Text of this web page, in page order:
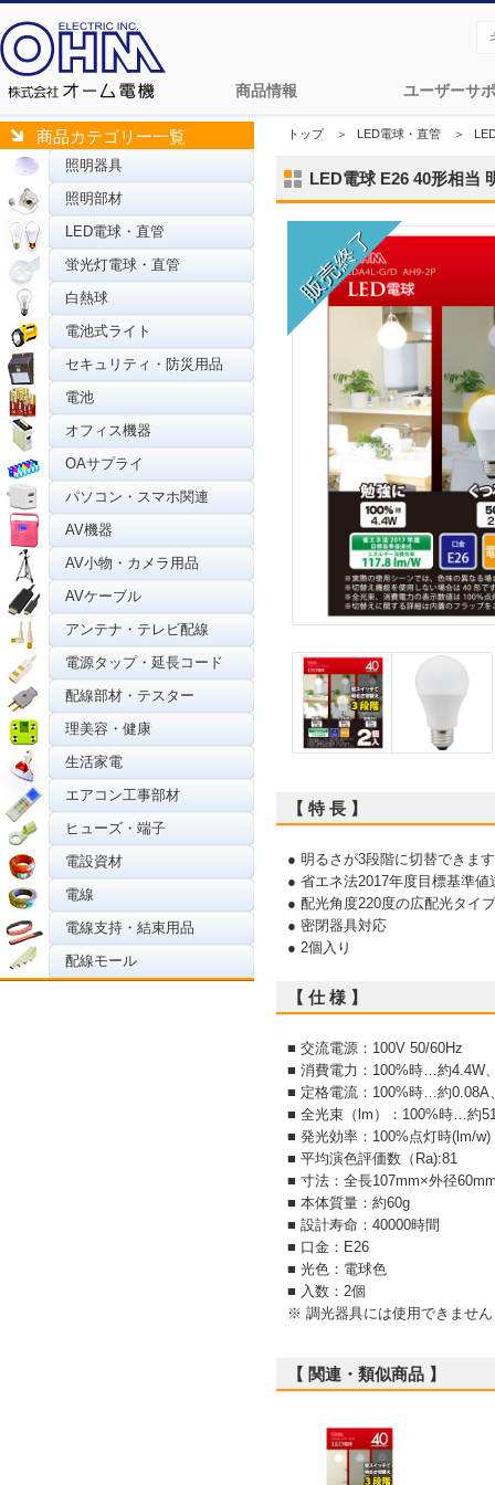
商品情報 ユーザーサ
商品カテゴリー一覧
照明器具
照明部材
LED電球・直管
蛍光灯電球・直管
白熱球
電池式ライト
セキュリティ・防災用品
電池
オフィス機器
OAサプライ
パソコン・スマホ関連
AV機器
AV小物・カメラ用品
AVケーブル
アンテナ・テレビ配線
電源タップ・延長コード
配線部材・テスター
理美容・健康
生活家電
エアコン工事部材
ヒューズ・端子
電設資材
電線
電線支持・結束用品
配線モール
トップ＞ LED電球・直管 ＞
LED電球 E26 40形相当
【 特 長 】
● 明るさが3段階に切替できま
● 省エネ法2017年度目標基準値
● 配光角度220度の広配光タイプ
● 密閉器具対応
● 2個入り
【 仕 様 】
■ 交流電源：100V 50/60Hz
■ 消費電力：100%時…約4.4W
■ 定格電流：100%時…約
■ 全光束（lm）：100%時…約
■ 発光効率：100%点灯時(lm/w)
■ 平均演色評価数（Ra):81
■ 寸法：全長107mm×外径
■ 本体質量：約60g
■ 設計寿命：40000時間
■ 口金：E26
■ 光色：電球色
■ 入数：2個
※ 調光器具には使用できません
【 関連・類似商品 】